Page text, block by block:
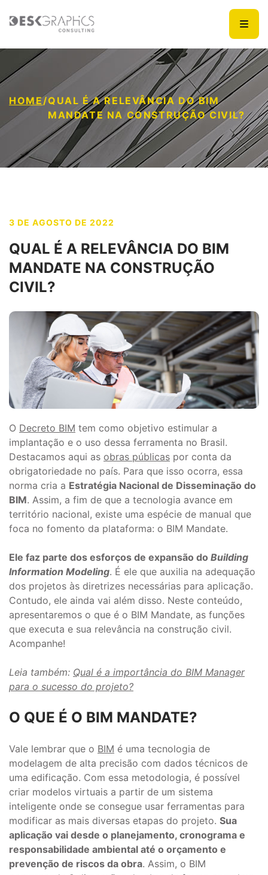
HOME/QUAL É A RELEVÂNCIA DO BIM
MANDATE NA CONSTRUÇÃO CIVIL?
3 DE AGOSTO DE 2022
QUAL É A RELEVÂNCIA DO BIM
MANDATE NA CONSTRUÇÃO
CIVIL?
O Decreto BIM tem como objetivo estimular a
implantação e o uso dessa ferramenta no Brasil.
Destacamos aqui as obras públicas por conta da
obrigatoriedade no país. Para que isso ocorra, essa
norma cria a Estratégia Nacional de Disseminação do
BIM. Assim, a fim de que a tecnologia avance em
território nacional, existe uma espécie de manual que
foca no fomento da plataforma: o BIM Mandate.
Ele faz parte dos esforços de expansão do Building
Information Modeling. É ele que auxilia na adequação
dos projetos às diretrizes necessárias para aplicação.
Contudo, ele ainda vai além disso. Neste conteúdo,
apresentaremos o que é o BIM Mandate, as funções
que executa e sua relevância na construção civil.
Acompanhe!
Leia também: Qual é a importância do BIM Manager
para o sucesso do projeto?
O QUE É O BIM MANDATE?
Vale lembrar que o BIM é uma tecnologia de
modelagem de alta precisão com dados técnicos de
uma edificação. Com essa metodologia, é possível
criar modelos virtuais a partir de um sistema
inteligente onde se consegue usar ferramentas para
modificar as mais diversas etapas do projeto. Sua
aplicação vai desde o planejamento, cronograma e
responsabilidade ambiental até o orçamento e
prevenção de riscos da obra. Assim, o BIM